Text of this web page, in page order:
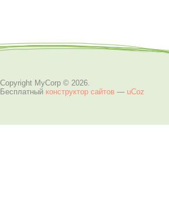
Copyright MyCorp © 2026
Бесплатный конструктор сайтов — uCoz